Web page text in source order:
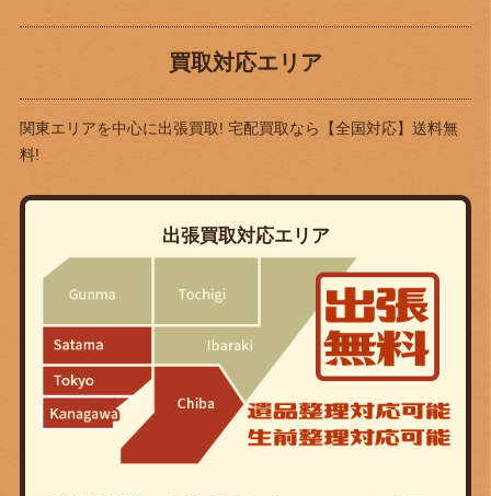
買取対応エリア
関東エリアを中心に出張買取! 宅配買取なら
【全国対応】送料無
料!
出張買取対応エリア